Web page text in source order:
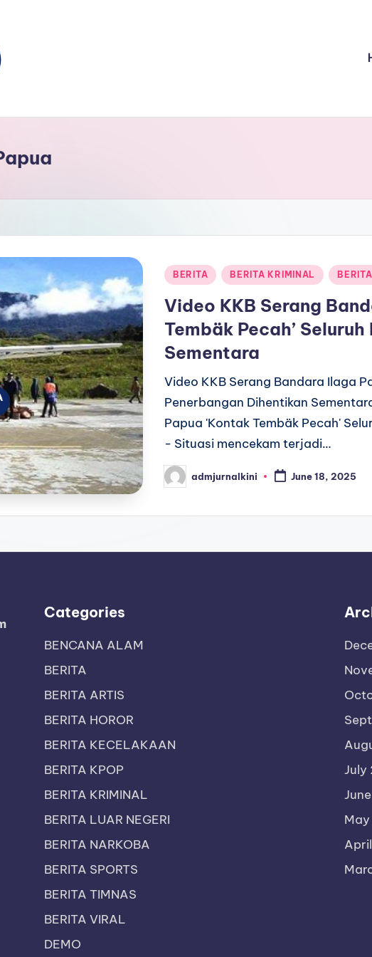
Posted
BERITA BERITA KRIMINAL
Video KKB Serang
Tembäk Pecah’
Sementara
Video KKB Serang Bandara Ilaga
Penerbangan Dihentikan
Papua 'Kontak Tembäk Pecah'
- Situasi mencekam terjadi…
Posted
by
admjurnalkini June 18, 2025
Categories
BENCANA ALAM
BERITA
BERITA ARTIS
BERITA HOROR
BERITA KECELAKAAN
BERITA KPOP
BERITA KRIMINAL
BERITA LUAR NEGERI
BERITA NARKOBA
BERITA SPORTS
BERITA TIMNAS
BERITA VIRAL
DEMO
July